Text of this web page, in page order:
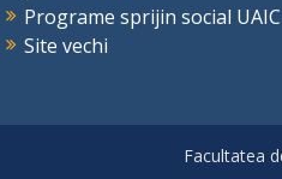
Programe sprijin social UAIC
Site vechi
Facultatea